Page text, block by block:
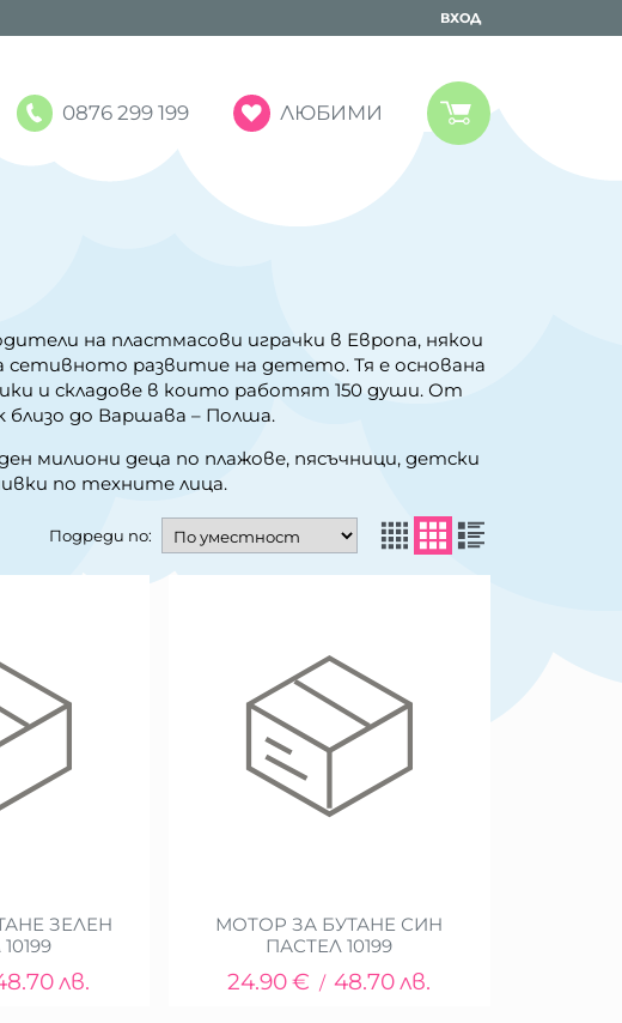
ВХОД
0876 299 199 ЛЮБИМИ
на пластмасови играчки в Европа, някои
сетивното развитие на детето. Тя е основана
и складове в които работят 150 души. От
близо до Варшава – Полша.
милиони деца по плажове, пясъчници, детски
по техните лица.
Подреди по:
ЗЕЛЕН
лв.
МОТОР ЗА БУТАНЕ СИН
ПАСТЕЛ 10199
24.90€ / 48.70лв.